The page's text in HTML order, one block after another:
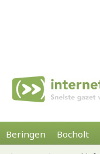
Beringen Bocholt